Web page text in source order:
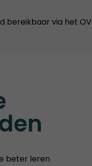
bereikbaar via het OV
beter leren